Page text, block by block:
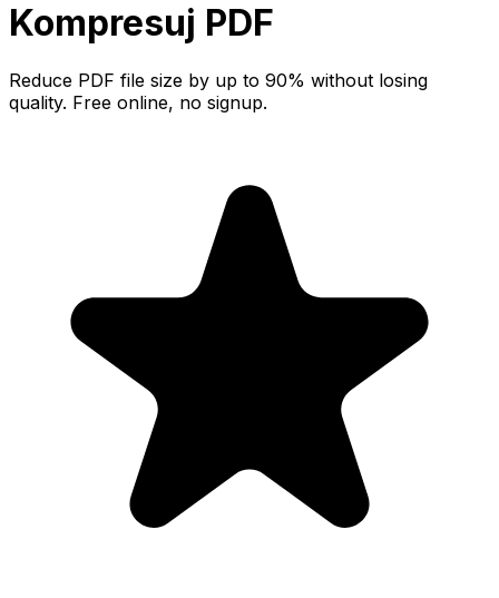
Kompresuj PDF
Reduce PDF file size by up to 90% without losing
quality. Free online, no signup.